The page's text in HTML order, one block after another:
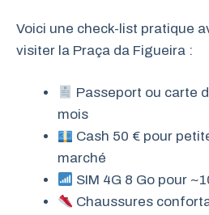
Voici une check-list pratique
visiter la Praça da Figueira :
Passeport ou carte
mois
Cash 50 € pour
marché
SIM 4G 8 Go pour
Chaussures